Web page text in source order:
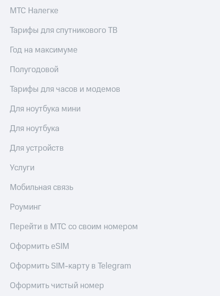
МТС Налегке
Тарифы для спутникового ТВ
Год на максимуме
Полугодовой
Тарифы для часов и модемов
Для ноутбука мини
Для ноутбука
Для устройств
Услуги
Мобильная связь
Роуминг
Перейти в МТС со своим номером
Оформить eSIM
Оформить SIM-карту в Telegram
Оформить чистый номер